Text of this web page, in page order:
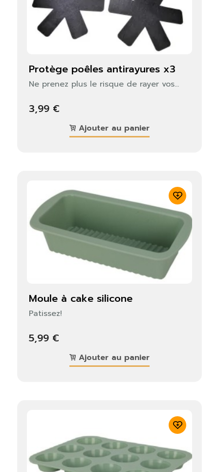
protège poêles antirayures x3
Ne prenez plus le risque de rayer vos...
3,99 €
Ajouter au panier
moule à cake silicone
Patissez!
5,99 €
Ajouter au panier
S'identifier
Vous devez être connecté pour enregistrer des
produits dans votre liste de souhaits.
S'identifier